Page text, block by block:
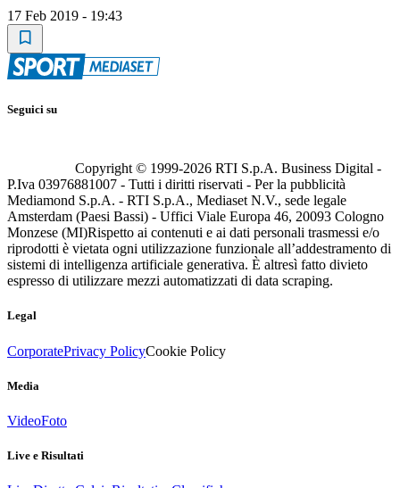
17 Feb 2019 - 19:43
Seguici su
Copyright © 1999-2026 RTI S.p.A. Business Digital -
P.Iva 03976881007 - Tutti i diritti riservati - Per la pubblicità
Mediamond S.p.A. - RTI S.p.A., Mediaset N.V., sede legale
Amsterdam (Paesi Bassi) - Uffici Viale Europa 46, 20093 Cologno
Monzese (MI)Rispetto ai contenuti e ai dati personali trasmessi e/o
riprodotti è vietata ogni utilizzazione funzionale all’addestramento di
sistemi di intelligenza artificiale generativa. È altresì fatto divieto
espresso di utilizzare mezzi automatizzati di data scraping.
Legal
CorporatePrivacy PolicyCookie Policy
Media
VideoFoto
Live e Risultati